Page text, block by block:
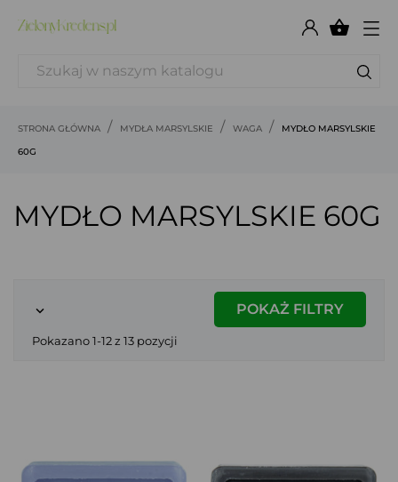

STRONA GŁÓWNA MYDŁA MARSYLSKIE WAGA
MYDŁO MARSYLSKIE
60G
MYDŁO MARSYLSKIE 60G
 POKAŻ FILTRY
Pokazano 1-12 z 13 pozycji